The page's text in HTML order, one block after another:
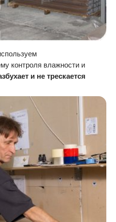
контроля влажности и
и не трескается